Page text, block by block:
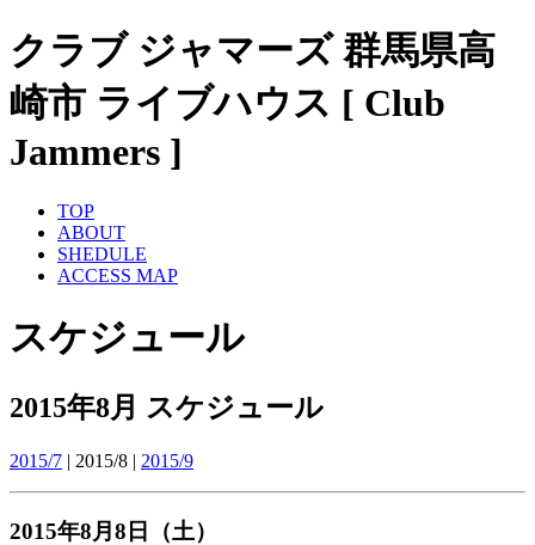
クラブ ジャマーズ 群馬県高
崎市 ライブハウス [ Club
Jammers ]
TOP
ABOUT
SHEDULE
ACCESS MAP
スケジュール
2015年8月 スケジュール
2015/7 | 2015/8 | 2015/9
2015年8月8日（土）